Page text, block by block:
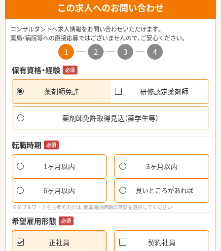
この求人へのお問い合わせ
コンサルタントへ求人情報をお問い合わせいただけます。
薬局・病院等への直接応募ではございませんので、ご安心ください。
1 2 3
4
保有資格・経験
必須
薬剤師免許 研修認定薬剤師
薬剤師免許取得見込（薬学生等）
転職時期 必須
1ヶ月以内 3ヶ月以内
6ヶ月以内 良いところがあれば
※ダブルワークをお考えの方は、就業開始時期の目安を選択してください
希望雇用形態 必須
正社員 契約社員